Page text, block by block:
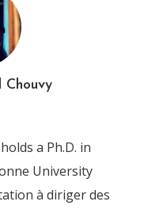
Chouvy
a Ph.D. in
University
à diriger des